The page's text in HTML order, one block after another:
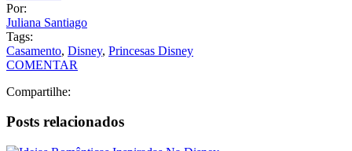
Por:
Juliana Santiago
Tags:
Casamento, Disney, Princesas Disney
COMENTAR
Compartilhe:
Posts relacionados